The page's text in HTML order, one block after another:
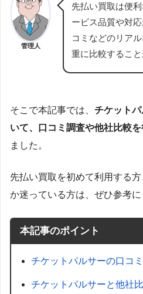
管理人
先払い買取は便
ービス品質や対
コミなどのリア
重に比較すること
そこで本記事では、 チケット
いて、口コミ調査や他社比較
ました。
先払い買取を初めて利用する
か迷っている方は、ぜひ参考に
本記事のポイント
チケットパルサーの口コ
チケットパルサーと他社